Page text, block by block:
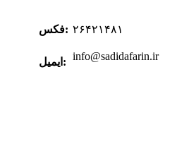
فکس: ۲۶۴۲۱۴۸۱
ایمیل: info@sadidafarin.ir